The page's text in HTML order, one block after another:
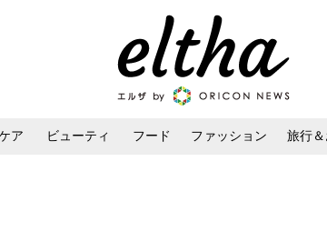
ア ビューティ フード ファッション 旅行